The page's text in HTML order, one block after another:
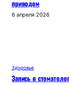
приводом
6 апреля 2026
Здоровье
Запись в